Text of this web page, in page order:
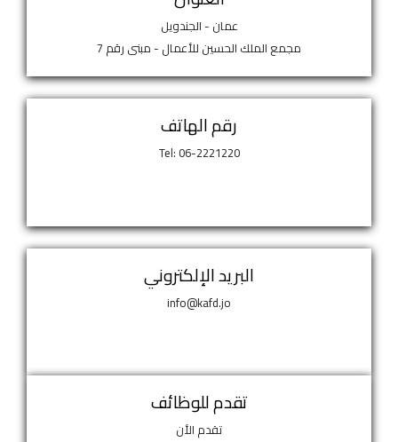
عمان - الجندويل
مجمع الملك الحسين للأعمال - مبنى رقم 7
رقم الهاتف
Tel: 06-2221220
البريد الإلكتروني
info@kafd.jo
تقدم للوظائف
تقدم الأن